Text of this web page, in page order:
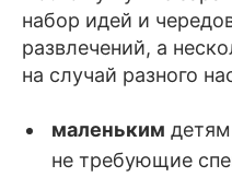
набор идей и
развлечений, а
на случай разного
маленьким
не требующие